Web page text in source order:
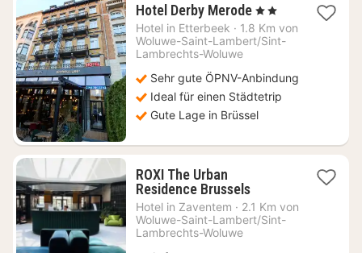
Hotel Derby Merode1
Nacht
ab
, 2 Sterne
Hotel in Etterbeek · 1.8 Km von
Woluwe-Saint-Lambert/Sint-
Lambrechts-Woluwe
Sehr gute ÖPNV-Anbindung
Ideal für einen Städtetrip
Gute Lage in Brüssel
ROXI The Urban
Residence Brussels1
Nacht
ab
Hotel in Zaventem · 2.1 Km von
Woluwe-Saint-Lambert/Sint-
Lambrechts-Woluwe